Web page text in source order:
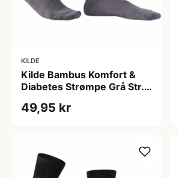
KILDE
Kilde Bambus Komfort &
Diabetes Strømpe Grå Str.
49,95 kr